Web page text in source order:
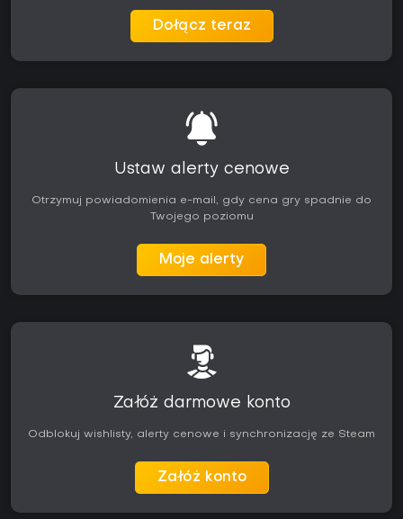
Dołącz teraz
Ustaw alerty cenowe
Otrzymuj powiadomienia e-mail, gdy cena gry spadnie do
Twojego poziomu
Moje alerty
Załóż darmowe konto
Odblokuj wishlisty, alerty cenowe i synchronizację ze Steam
Załóż konto